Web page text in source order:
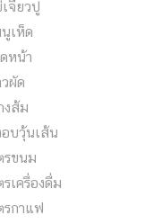
จียวปู
เห็ด
หน้า
ผัด
งส้ม
บวุ้นเส้น
รขนม
เครื่องดื่ม
รกาแฟ